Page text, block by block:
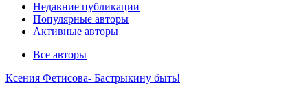
Недавние публикации
Популярные авторы
Активные авторы
Все авторы
Ксения Фетисова- Бастрыкину быть!